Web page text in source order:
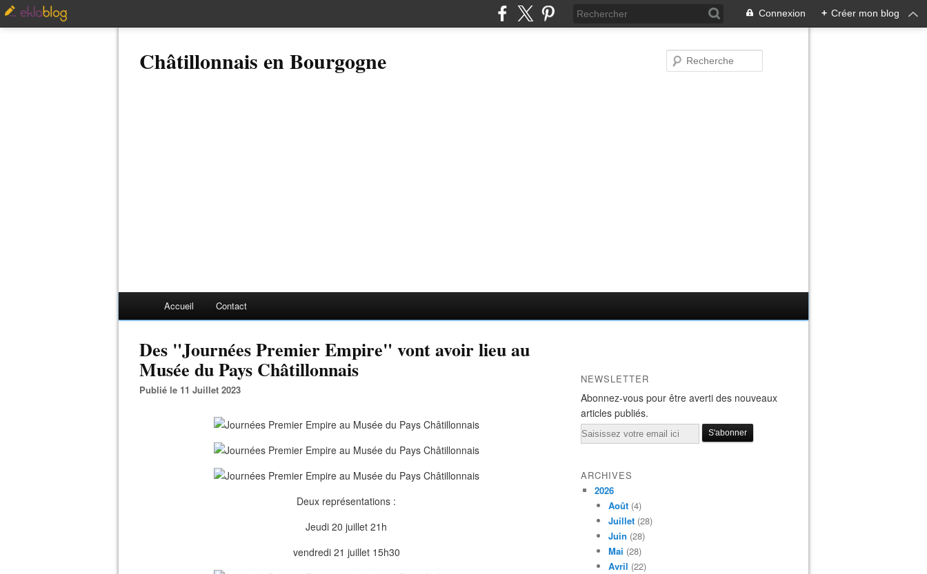
Connexion + Créer mon blog
Châtillonnais en Bourgogne
Accueil Contact
Des "Journées Premier Empire" vont avoir lieu au
Musée du Pays Châtillonnais
Publié le 11 Juillet 2023
Deux représentations :
Jeudi 20 juillet 21h
vendredi 21 juillet 15h30
NEWSLETTER
Abonnez-vous pour être averti des nouveaux
articles publiés.
Email
ARCHIVES
2026
Août (4)
Juillet (28)
Juin (28)
Mai (28)
Avril (22)